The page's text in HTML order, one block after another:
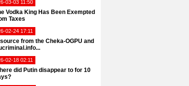
03-03 11:50
Vodka King Has Been Exempted
Taxes
02-24 17:11
from the Cheka-OGPU and
02-18 02:11
did Putin disappear to for 10